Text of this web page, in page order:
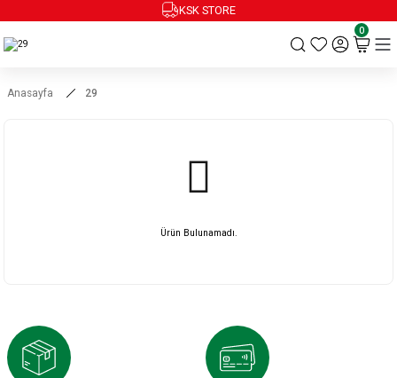
KSK STORE
0
Anasayfa 29
Ürün Bulunamadı.